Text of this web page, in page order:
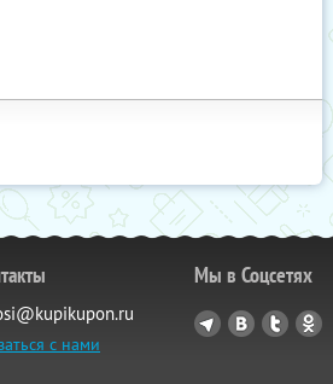
с нами
Мы в Соцсетях